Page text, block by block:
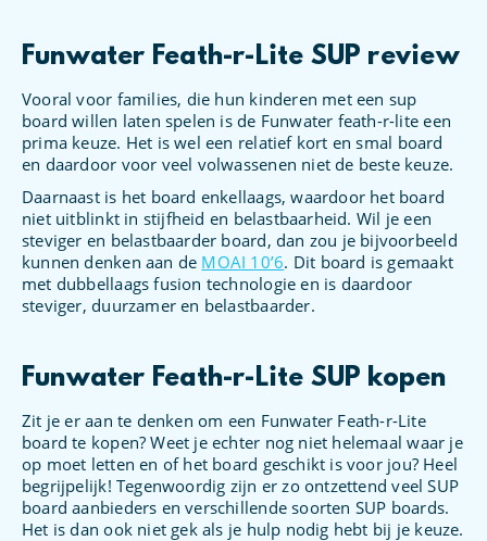
Funwater Feath-r-Lite SUP review
Vooral voor families, die hun kinderen met een sup
board willen laten spelen is de Funwater feath-r-lite een
prima keuze. Het is wel een relatief kort en smal board
en daardoor voor veel volwassenen niet de beste keuze.
Daarnaast is het board enkellaags, waardoor het board
niet uitblinkt in stijfheid en belastbaarheid. Wil je een
steviger en belastbaarder board, dan zou je bijvoorbeeld
kunnen denken aan de MOAI 10’6. Dit board is gemaakt
met dubbellaags fusion technologie en is daardoor
steviger, duurzamer en belastbaarder.
Funwater Feath-r-Lite SUP kopen
Zit je er aan te denken om een Funwater Feath-r-Lite
board te kopen? Weet je echter nog niet helemaal waar je
op moet letten en of het board geschikt is voor jou? Heel
begrijpelijk! Tegenwoordig zijn er zo ontzettend veel SUP
board aanbieders en verschillende soorten SUP boards.
Het is dan ook niet gek als je hulp nodig hebt bij je keuze.